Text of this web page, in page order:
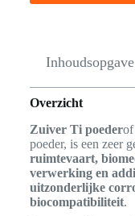
Inhoudsopgave
Overzicht
Zuiver Ti poederof
poeder, is een zeer
ruimtevaart,
verwerking en
uitzonderlijke
biocompatibiliteit.